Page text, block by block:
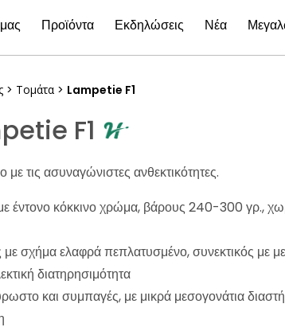
Προϊόντα Εκδηλώσεις Νέα
> Τομάτα > Lampetie F1
F1
με τις ασυναγώνιστες ανθεκτικότητες.
έντονο κόκκινο χρώμα, βάρους 240-300 γρ.,
σχήμα ελαφρά πεπλατυσμένο, συνεκτικός με
διατηρησιμότητα
και συμπαγές, με μικρά μεσογονάτια